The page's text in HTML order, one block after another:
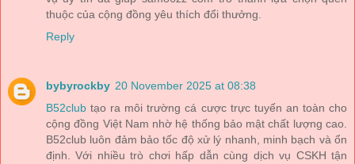
thuộc của cộng đồng yêu thích đổi thưởng.
Reply
bybyrockby 20 November 2025 at 08:38
B52club tạo ra môi trường cá cược trực tuyến an toàn cho
cộng đồng Việt Nam nhờ hệ thống bảo mật chất lượng cao.
B52club luôn đảm bảo tốc độ xử lý nhanh, minh bạch và ổn
định. Với nhiều trò chơi hấp dẫn cùng dịch vụ CSKH tận